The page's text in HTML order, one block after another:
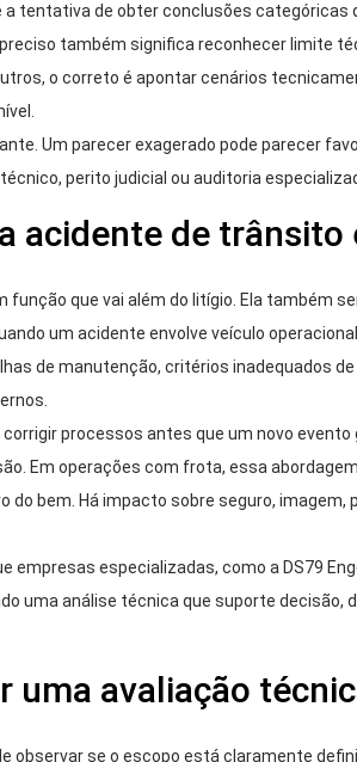
tentativa de obter conclusões categóricas
também significa reconhecer limite
o correto é apontar cenários
Um parecer exagerado pode parecer
perito judicial ou auditoria
acidente de
função que vai além do litígio. Ela também
um acidente envolve veículo
de manutenção, critérios inadequados
processos antes que um novo
Em operações com frota, essa
do bem. Há impacto sobre seguro, imagem,
empresas especializadas, como a DS79
uma análise técnica que suporte decisão,
uma avaliação
observar se o escopo está claramente